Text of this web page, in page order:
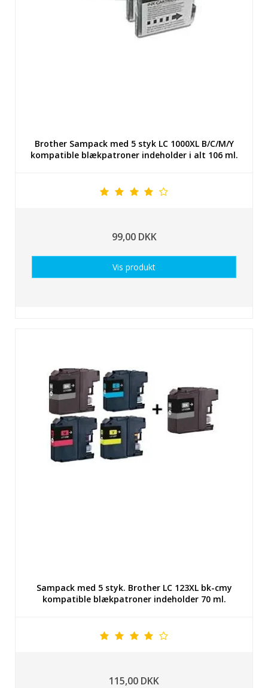
Brother Sampack med 5 styk LC 1000XL B/C/M/Y
kompatible blækpatroner indeholder i alt 106 ml.
99,00 DKK
Vis produkt
Sampack med 5 styk. Brother LC 123XL bk-cmy
kompatible blækpatroner indeholder 70 ml.
115,00 DKK